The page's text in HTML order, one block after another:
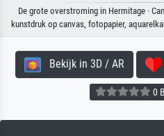
De grote overstroming in Hermitage ·
kunstdruk op canvas, fotopapier,
Bekijk in 3D / AR
0